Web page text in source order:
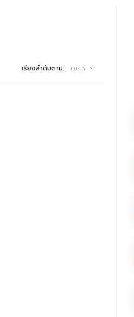
เรียงลำดับตาม: แนะนำ